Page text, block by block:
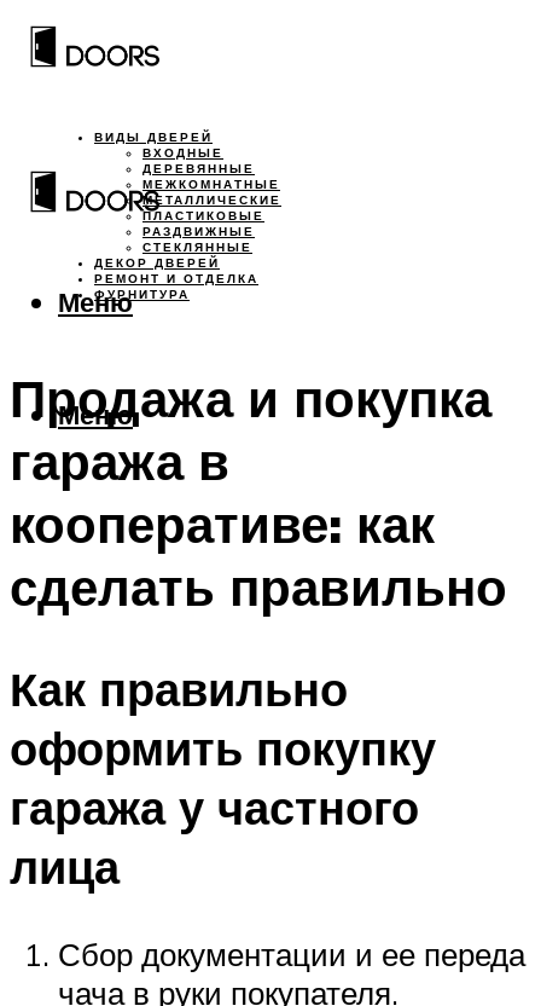
ВИДЫ ДВЕРЕЙ
ВХОДНЫЕ
ДЕРЕВЯННЫЕ
МЕЖКОМНАТНЫЕ
МЕТАЛЛИЧЕСКИЕ
ПЛАСТИКОВЫЕ
РАЗДВИЖНЫЕ
СТЕКЛЯННЫЕ
ДЕКОР ДВЕРЕЙ
РЕМОНТ И ОТДЕЛКА
ФУРНИТУРА
Меню
Меню
Продажа и покупка
гаража в
кооперативе: как
сделать правильно
Как правильно
оформить покупку
гаража у частного
лица
Сбор документации и ее переда
чача в руки покупателя.